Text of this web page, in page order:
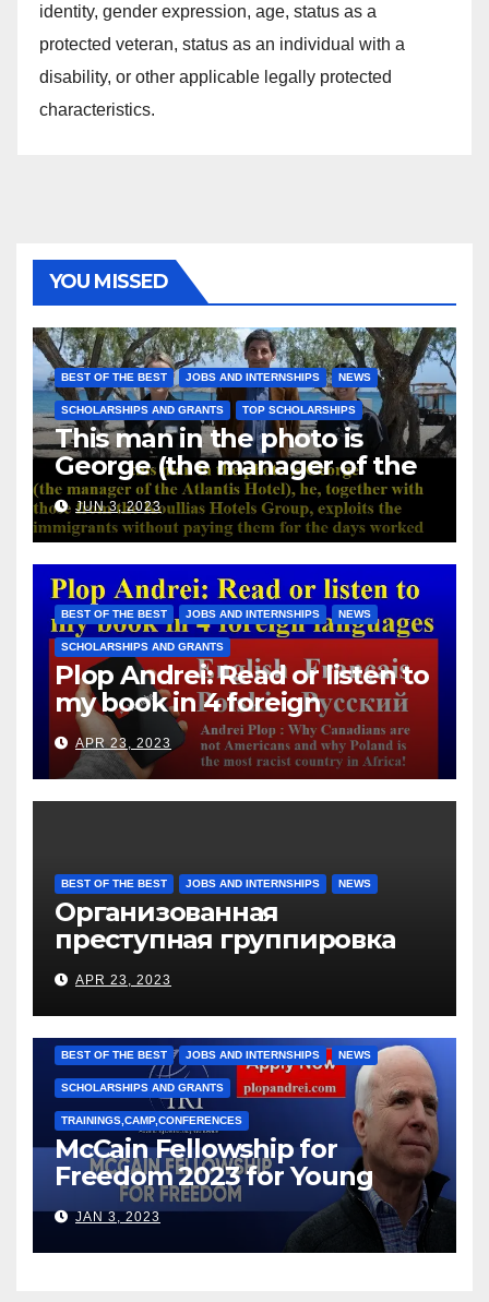
identity, gender expression, age, status as a
protected veteran, status as an individual with a
disability, or other applicable legally protected
characteristics.
YOU MISSED
BEST OF THE BEST JOBS AND INTERNSHIPS NEWS
SCHOLARSHIPS AND GRANTS TOP SCHOLARSHIPS
This man in the photo is
George (the manager of the
Atlantis Hotel), he, together
with those from the Koullias
Hotels Group, exploits the
immigrants without paying
them for the days worked
JUN 3, 2023
BEST OF THE BEST JOBS AND INTERNSHIPS NEWS
SCHOLARSHIPS AND GRANTS
Plop Andrei: Read or listen to
my book in 4 foreign
languages
APR 23, 2023
BEST OF THE BEST JOBS AND INTERNSHIPS NEWS
Организованная
преступная группировка
под руководством Игоря
Рижкова (Ryzhkov Ihor) и
Марии Соколовой
APR 23, 2023
BEST OF THE BEST JOBS AND INTERNSHIPS NEWS
SCHOLARSHIPS AND GRANTS
TRAININGS,CAMP,CONFERENCES
McCain Fellowship for
Freedom 2023 for Young
Leaders
JAN 3, 2023